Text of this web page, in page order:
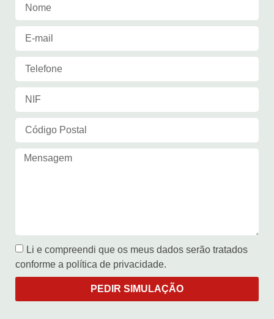
Li e compreendi que os meus dados serão tratados
conforme a política de privacidade.
PEDIR SIMULAÇÃO